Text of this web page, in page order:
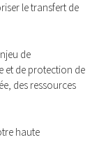
le transfert de
de
et de protection de
des ressources
haute